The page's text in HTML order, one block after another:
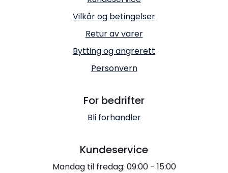
Vilkår og betingelser
Retur av varer
Bytting og angrerett
Personvern
For bedrifter
Bli forhandler
Kundeservice
Mandag til fredag: 09:00 - 15:00